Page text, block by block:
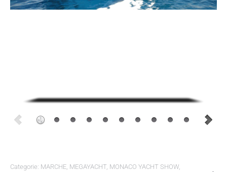
Categorie: MARCHE, MEGAYACHT, MONACO YACHT SHOW,